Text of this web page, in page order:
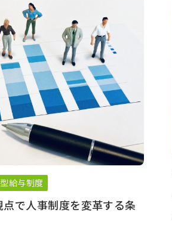
給与制度
で人事制度を変革する条